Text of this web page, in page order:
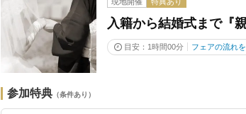
入籍から結婚式まで『
目安：1時間00分 フェアの流れ
参加特典 （条件あり）